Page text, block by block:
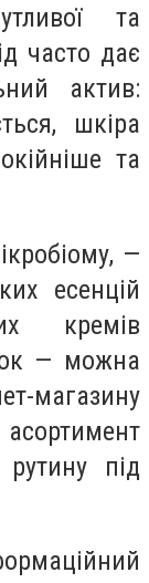
та
часто дає
актив:
шкіра
та
—
есенцій
кремів
— можна
магазину
рутину під